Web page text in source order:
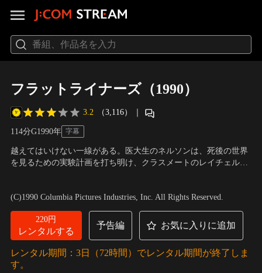
フラットライナーズ（1990）
3.2 （3,116） ｜
114分G1990年 字幕
越えてはいけない一線がある。医大生のネルソンは、死後の世界
を見るための実験計画を打ち明け、クラスメートのレイチェル、
し、ジョー、デビッド、レイチェルが次々と実験台になる。だ
が、死後の世界から戻った彼らを待ち受けていたものは…。
ト／監督：ジョエル・シューマーカー
(C)1990 Columbia Pictures Industries, Inc. All Rights Reserved.
220円
レンタルする
予告編 お気に入りに追加
レンタル期間：3日（72時間）でレンタル期間が終了しま
す。